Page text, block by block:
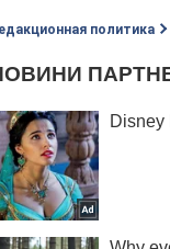
политика